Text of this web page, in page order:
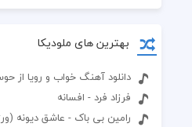
بهترین های ملودیکا
دانلود آهنگ خواب و رویا از
فرزاد فرد - افسانه
رامین بی باک - عاشق دیونه